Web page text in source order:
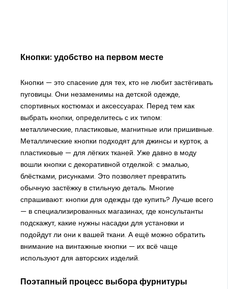
Кнопки: удобство на первом месте
Кнопки — это спасение для тех, кто не любит застёгивать
пуговицы. Они незаменимы на детской одежде,
спортивных костюмах и аксессуарах. Перед тем как
выбрать кнопки, определитесь с их типом:
металлические, пластиковые, магнитные или пришивные.
Металлические кнопки подходят для джинсы и курток, а
пластиковые — для лёгких тканей. Уже давно в моду
вошли кнопки с декоративной отделкой: с эмалью,
блёстками, рисунками. Это позволяет превратить
обычную застёжку в стильную деталь. Многие
спрашивают: кнопки для одежды где купить? Лучше всего
— в специализированных магазинах, где консультанты
подскажут, какие нужны насадки для установки и
подойдут ли они к вашей ткани. А ещё можно обратить
внимание на винтажные кнопки — их всё чаще
используют для авторских изделий.
Поэтапный процесс выбора фурнитуры